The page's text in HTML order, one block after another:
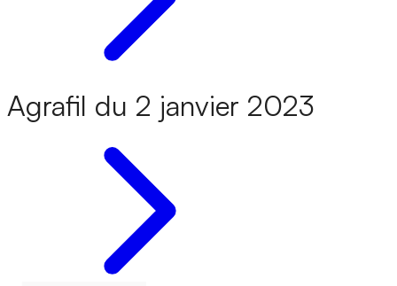
Agrafil du 2 janvier 2023